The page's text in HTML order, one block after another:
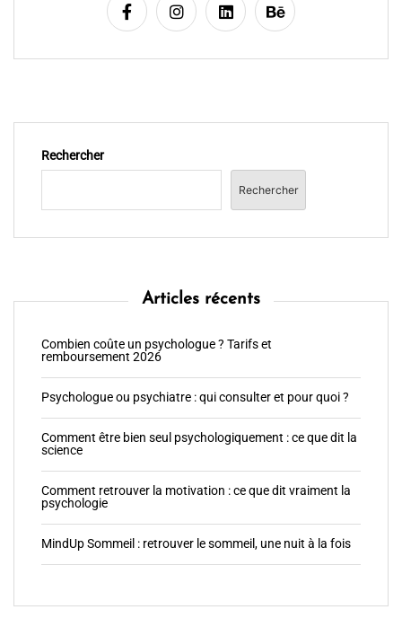
Rechercher
Rechercher
Articles récents
Combien coûte un psychologue ? Tarifs et
remboursement 2026
Psychologue ou psychiatre : qui consulter et pour quoi ?
Comment être bien seul psychologiquement : ce que dit la
science
Comment retrouver la motivation : ce que dit vraiment la
psychologie
MindUp Sommeil : retrouver le sommeil, une nuit à la fois